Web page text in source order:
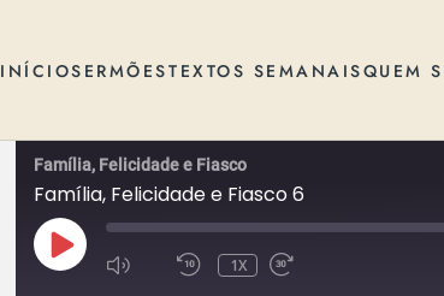
INÍCIOSERMÕESTEXTOS SEMANAISQUEM
Família, Felicidade e Fiasco
Família, Felicidade e Fiasco 6
PLAY
EPISODE
1X